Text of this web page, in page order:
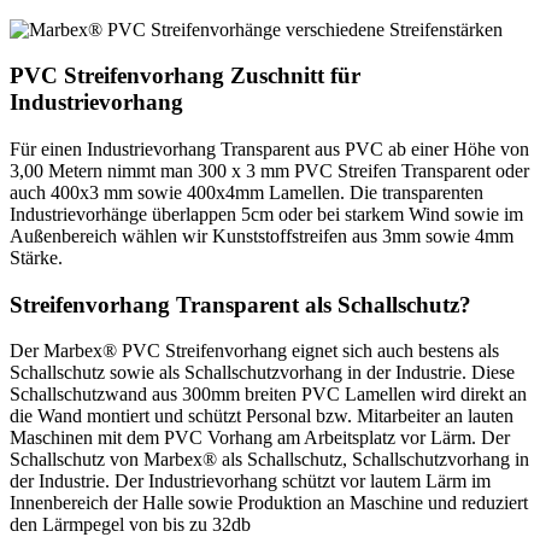
PVC Streifenvorhang Zuschnitt für
Industrievorhang
Für einen Industrievorhang Transparent aus PVC ab einer Höhe von
3,00 Metern nimmt man 300 x 3 mm PVC Streifen Transparent oder
auch 400x3 mm sowie 400x4mm Lamellen. Die transparenten
Industrievorhänge überlappen 5cm oder bei starkem Wind sowie im
Außenbereich wählen wir Kunststoffstreifen aus 3mm sowie 4mm
Stärke.
Streifenvorhang Transparent als Schallschutz?
Der Marbex® PVC Streifenvorhang eignet sich auch bestens als
Schallschutz sowie als Schallschutzvorhang in der Industrie. Diese
Schallschutzwand aus 300mm breiten PVC Lamellen wird direkt an
die Wand montiert und schützt Personal bzw. Mitarbeiter an lauten
Maschinen mit dem PVC Vorhang am Arbeitsplatz vor Lärm. Der
Schallschutz von Marbex® als Schallschutz, Schallschutzvorhang in
der Industrie. Der Industrievorhang schützt vor lautem Lärm im
Innenbereich der Halle sowie Produktion an Maschine und reduziert
den Lärmpegel von bis zu 32db